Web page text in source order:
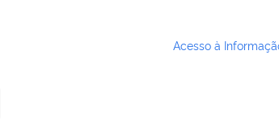
Acesso à